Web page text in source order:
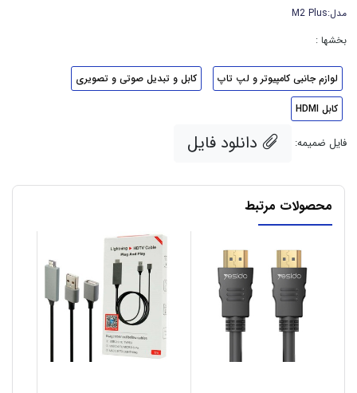
مدل:M2 Plus
بخشها :
لوازم جانبی کامپیوتر و لپ تاپ
کابل و تبدیل صوتی و تصویری
کابل HDMI
فایل ضمیمه: دانلود فایل
محصولات مرتبط